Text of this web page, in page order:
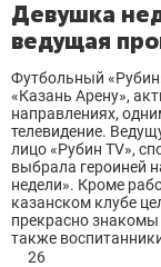
Девушка
ведущая
Футбольный
«Казань Арену»,
направлениях,
телевидение.
лицо «Рубин TV»,
выбрала героиней
недели». Кроме
казанском клубе
прекрасно
также
26